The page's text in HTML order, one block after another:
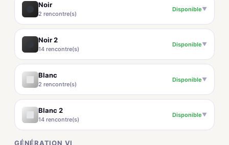
Noir
2 rencontre(s)
Disponible▼
Noir 2
14 rencontre(s)
Disponible▼
Blanc
2 rencontre(s)
Disponible▼
Blanc 2
14 rencontre(s)
Disponible▼
GÉNÉRATION VI